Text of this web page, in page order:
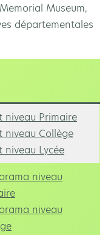
Museum,
départementales
niveau Primaire
niveau Collège
niveau Lycée
niveau
niveau